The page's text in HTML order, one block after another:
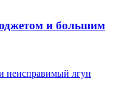
и большим